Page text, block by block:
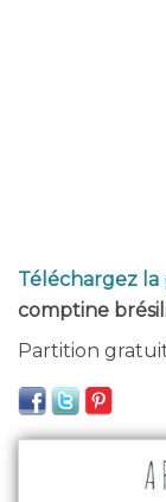
Téléchargez
comptine
Partition